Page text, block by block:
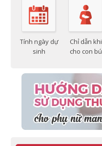
Tính ngày dự
sinh
Chỉ dẫn khi
cho con bú